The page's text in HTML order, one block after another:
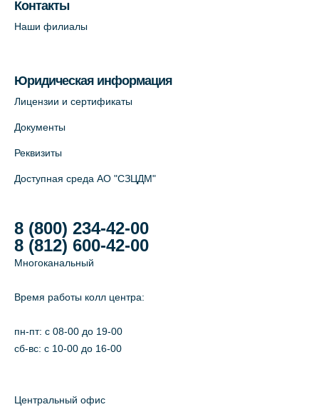
Контакты
Наши филиалы
Юридическая информация
Лицензии и сертификаты
Документы
Реквизиты
Доступная среда АО "СЗЦДМ"
8 (800) 234-42-00
8 (812) 600-42-00
Многоканальный
Время работы колл центра:
пн-пт: c 08-00 до 19-00
сб-вс: с 10-00 до 16-00
Центральный офис